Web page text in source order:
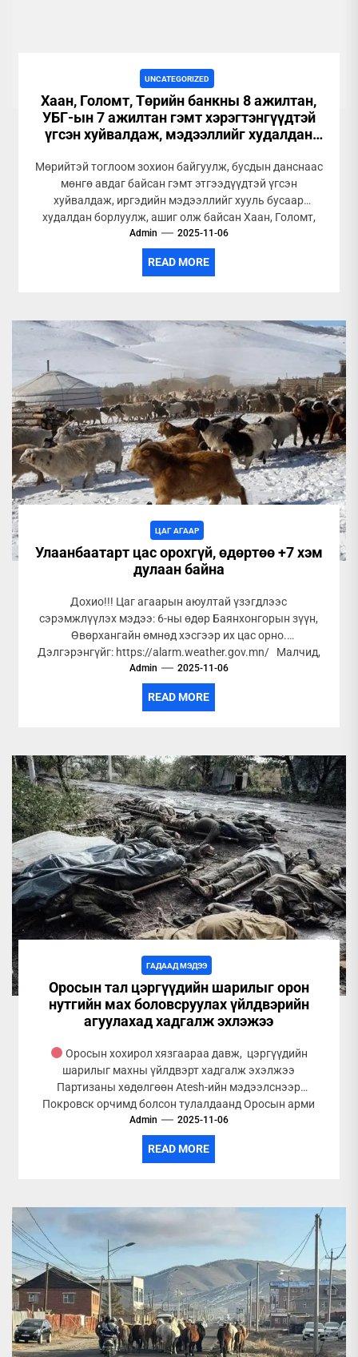
UNCATEGORIZED
Хаан, Голомт, Төрийн банкны 8 ажилтан,
УБГ-ын 7 ажилтан гэмт хэрэгтэнгүүдтэй
үгсэн хуйвалдаж, мэдээллийг худалдан
Мөрийтэй тоглоом зохион байгуулж, бусдын данснаас
мөнгө авдаг байсан гэмт этгээдүүдтэй үгсэн
хуйвалдаж, иргэдийн мэдээллийг хууль бусаар
худалдан борлуулж, ашиг олж байсан Хаан, Голомт,
Төрийн...
Admin 2025-11-06
READ MORE
ЦАГ АГААР
Улаанбаатарт цас орохгүй, өдөртөө +7 хэм
дулаан байна
Дохио!!! Цаг агаарын аюултай үзэгдлээс
сэрэмжлүүлэх мэдээ: 6-ны өдөр Баянхонгорын зүүн,
Өвөрхангайн өмнөд хэсгээр их цас орно.
Дэлгэрэнгүйг: https://alarm.weather.gov.mn/ Малчид,
иргэд, тээвэрчдийн анхааралд: 6-нд...
Admin 2025-11-06
READ MORE
ГАДААД МЭДЭЭ
Оросын тал цэргүүдийн шарилыг орон
нутгийн мах боловсруулах үйлдвэрийн
агуулахад хадгалж эхлэжээ
Оросын хохирол хязгаараа давж, цэргүүдийн
шарилыг махны үйлдвэрт хадгалж эхэлжээ
Партизаны хөдөлгөөн Atesh-ийн мэдээлснээр
Покровск орчимд болсон тулалдаанд Оросын арми
асар их хохирол авч,...
Admin 2025-11-06
READ MORE